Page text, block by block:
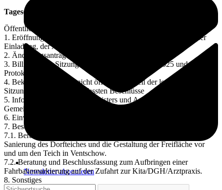
Newsletter abonnieren
Tagesordnung:
Öffentlicher Teil
1. Eröffnung der Sitzung, Feststellen der Ordnungsmäßigkeit der
Einladung, der Anwesenheit und der Beschlussfähigkeit
2. Änderungsanträge zur Tagesordnung
3. Billigung der Sitzungsniederschrift vom 29.09.2025 und
Protokollkontrolle
4. Bekanntgabe der im nicht öffentlichen Teil der letzten GV-
Sitzung am 29.09.2025 gefassten Beschlüsse
5. Informationen des Bürgermeisters und Anfragen der
Gemeindevertreter an den Bürgermeister
6. Einwohnerfragestunde
7. Beschlussvorlagen
7.1. Beratung und Beschlussfassung über die Renaturierung und
Sanierung des Dorfteiches und die Gestaltung der Freifläche vor
und um den Teich in Ventschow.
7.2. Beratung und Beschlussfassung zum Aufbringen einer
Fahrbahnmarkierung auf der Zufahrt zur Kita/DGH/Arztpraxis.
8. Sonstiges